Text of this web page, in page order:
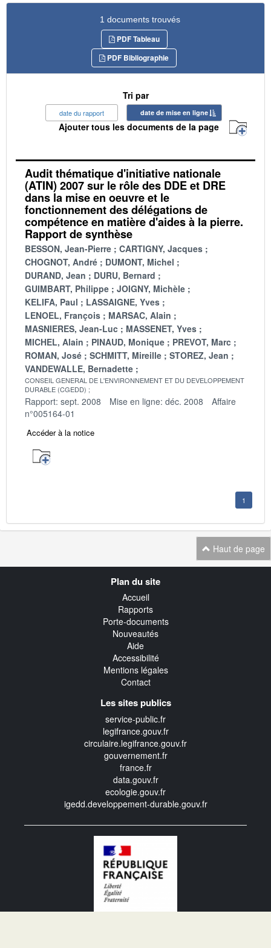
1 documents trouvés
PDF Tableau
PDF Bibliographie
Tri par
date du rapport date de mise en ligne
Ajouter tous les documents de la page
Audit thématique d'initiative nationale
(ATIN) 2007 sur le rôle des DDE et DRE
dans la mise en oeuvre et le
fonctionnement des délégations de
compétence en matière d'aides à la pierre.
Rapport de synthèse
BESSON, Jean-Pierre
CARTIGNY, Jacques
CHOGNOT, André
DUMONT, Michel
DURAND, Jean
DURU, Bernard
GUIMBART, Philippe
JOIGNY, Michèle
KELIFA, Paul
LASSAIGNE, Yves
LENOEL, François
MARSAC, Alain
MASNIERES, Jean-Luc
MASSENET, Yves
MICHEL, Alain
PINAUD, Monique
PREVOT, Marc
ROMAN, José
SCHMITT, Mireille
STOREZ, Jean
VANDEWALLE, Bernadette
CONSEIL GENERAL DE L'ENVIRONNEMENT ET DU DEVELOPPEMENT
DURABLE (CGEDD)
Rapport: sept. 2008 Mise en ligne: déc. 2008
Affaire
n°005164-01
Accéder à la notice
1
Haut de page
Plan du site
Accueil
Rapports
Porte-documents
Nouveautés
Aide
Accessibilité
Mentions légales
Contact
Les sites publics
service-public.fr
legifrance.gouv.fr
circulaire.legifrance.gouv.fr
gouvernement.fr
france.fr
data.gouv.fr
ecologie.gouv.fr
igedd.developpement-durable.gouv.fr